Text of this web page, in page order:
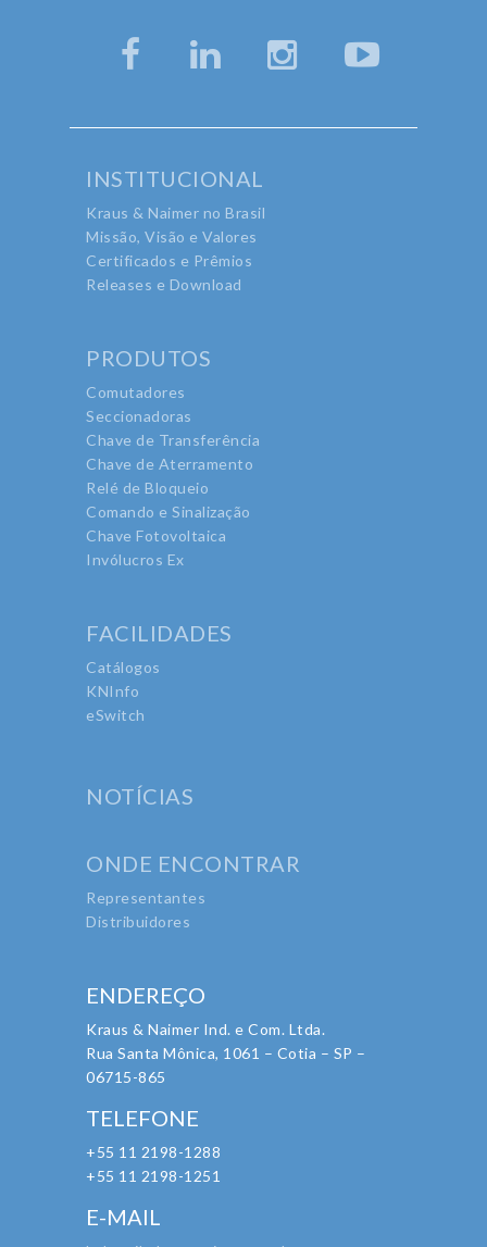
INSTITUCIONAL
Kraus & Naimer no Brasil
Missão, Visão e Valores
Certificados e Prêmios
Releases e Download
PRODUTOS
Comutadores
Seccionadoras
Chave de Transferência
Chave de Aterramento
Relé de Bloqueio
Comando e Sinalização
Chave Fotovoltaica
Invólucros Ex
FACILIDADES
Catálogos
KNInfo
eSwitch
NOTÍCIAS
ONDE ENCONTRAR
Representantes
Distribuidores
ENDEREÇO
Kraus & Naimer Ind. e Com. Ltda.
Rua Santa Mônica, 1061 – Cotia – SP –
06715-865
TELEFONE
+55 11 2198-1288
+55 11 2198-1251
E-MAIL